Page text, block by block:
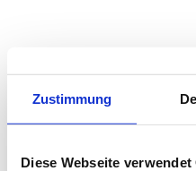
Zustimmung
Diese Webseite verwendet